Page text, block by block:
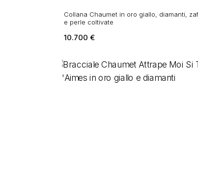
Collana Chaumet in oro giallo, diamanti,
e perle coltivate
10.700 €